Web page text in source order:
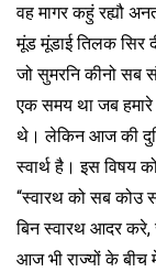
वह मागर कहुं रह्यौ
मूंड मूंडाई तिलक सिर
जो सुमरनि कीनो सब
एक समय था जब
थे। लेकिन आज की
स्वार्थ है। इस विषय
“स्वारथ को सब कोउ
बिन स्वारथ आदर करे,
आज भी राज्यों के बीच